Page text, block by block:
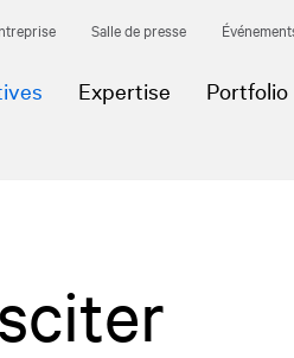
Salle de presse
Expertise Portfolio